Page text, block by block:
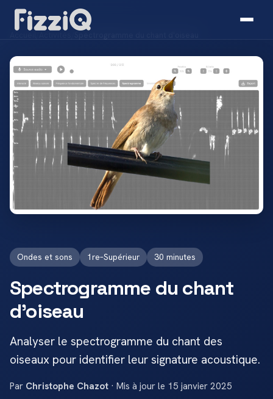
Ondes et sons 1re–Supérieur 30 minutes
Spectrogramme du chant
d'oiseau
Analyser le spectrogramme du chant des
oiseaux pour identifier leur signature acoustique.
Par Christophe Chazot · Mis à jour le 15 janvier 2025